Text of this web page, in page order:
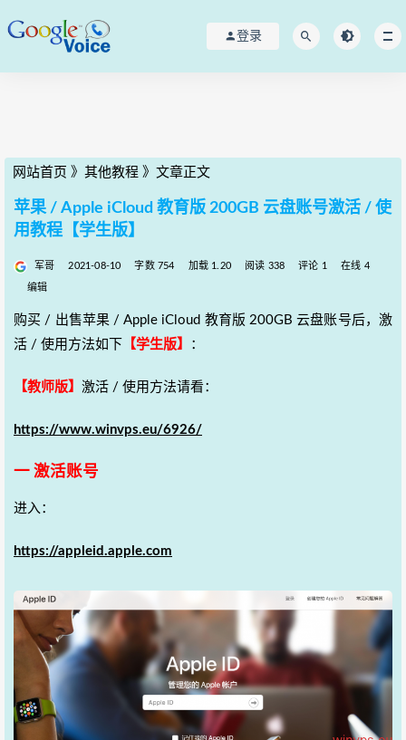
登录
网站首页 》 其他教程 》 文章正文
苹果 / Apple iCloud 教育版 200GB 云盘账号激活 / 使
用教程【学生版】
军哥 2021-08-10 字数 754 加载 1.20 阅读 338 评论 1 在线 4
编辑
购买 / 出售苹果 / Apple iCloud 教育版 200GB 云盘账号后，激
活 / 使用方法如下 【学生版】 ：
【教师版】 激活 / 使用方法请看：
https://www.winvps.eu/6926/
一 激活账号
进入：
https://appleid.apple.com